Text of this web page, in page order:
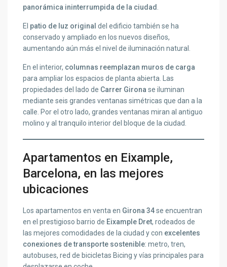
panorámica ininterrumpida de la ciudad
El patio de luz original del edificio también se ha
conservado y ampliado en los nuevos diseños,
aumentando aún más el nivel de iluminación natural.
En el interior, columnas reemplazan muros de carga
para ampliar los espacios de planta abierta. Las
propiedades del lado de Carrer Girona se iluminan
mediante seis grandes ventanas simétricas que dan a la
calle. Por el otro lado, grandes ventanas miran al antiguo
molino y al tranquilo interior del bloque de la ciudad.
Apartamentos en Eixample,
Barcelona, en las mejores
ubicaciones
Los apartamentos en venta en Girona 34se encuentran
en el prestigioso barrio de Eixample Dret, rodeados de
las mejores comodidades de la ciudad y con excelentes
conexiones de transporte sostenible: metro, tren,
autobuses, red de bicicletas Bicing y vías principales para